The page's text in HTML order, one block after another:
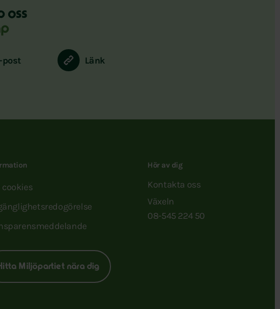
oss
post Länk
cookies
Miljöpartiet nära dig
Hör av dig
Kontakta oss
Växeln
08-545 224 50